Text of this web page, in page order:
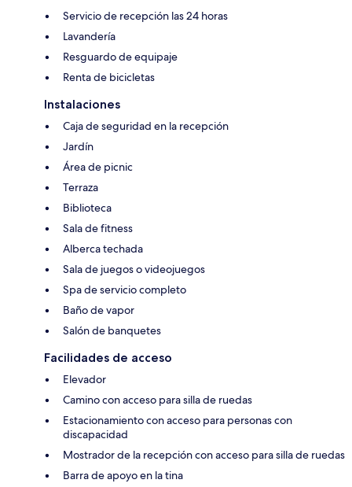
Servicio de recepción las 24 horas
Lavandería
Resguardo de equipaje
Renta de bicicletas
Instalaciones
Caja de seguridad en la recepción
Jardín
Área de picnic
Terraza
Biblioteca
Sala de fitness
Alberca techada
Sala de juegos o videojuegos
Spa de servicio completo
Baño de vapor
Salón de banquetes
Facilidades de acceso
Elevador
Camino con acceso para silla de ruedas
Estacionamiento con acceso para personas con
discapacidad
Mostrador de la recepción con acceso para silla de ruedas
Barra de apoyo en la tina